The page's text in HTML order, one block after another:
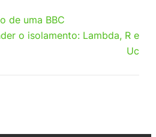
de uma BBC
o isolamento: Lambda, R e
Uc